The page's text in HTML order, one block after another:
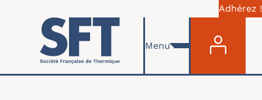
Skip to main content
Adhérez !
Menu